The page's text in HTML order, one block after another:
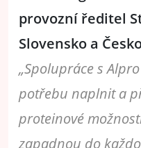
provozní ředitel
Slovensko a
„Spolupráce s
potřebu naplnit a
proteinové
zapadnou do